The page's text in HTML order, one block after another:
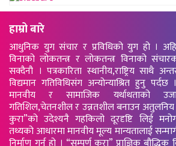
हाम्रो बारे
आधुनिक युग संचार र प्रविधिको युग हो ।
विनाको लोकतन्त्र र लोकतन्त्र विनाको
सक्दैनौ । पत्रकारिता स्थानीय,राष्ट्रिय साथै
विद्यमान गतिविधिसंग अन्योन्याश्रित हुनु
मानवीय र सामाजिक यर्थाथताको
गतिशिल,चेतनशील र उन्नतशील बनाउन
कुरा”को उदेश्यनै गहकिलो दूरदृष्टि लिई
तथ्यको आधारमा मानवीय मूल्य मान्यतालाई